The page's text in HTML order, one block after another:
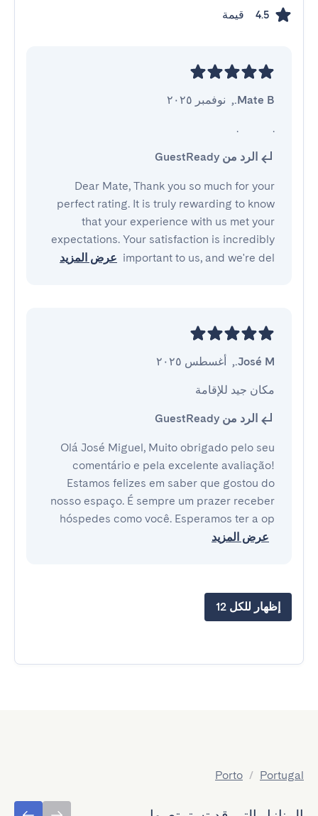
4.5 قيمة
Mate B.
, نوفمبر ٢٠٢٥
.            .
الرد من GuestReady
Dear Mate, Thank you so much for your
perfect rating. It is truly rewarding to know
that your experience with us met your
expectations. Your satisfaction is incredibly
important to us, and we're del عرض المزيد
José M.
, أغسطس ٢٠٢٥
مكان جيد للإقامة
الرد من GuestReady
Olá José Miguel, Muito obrigado pelo seu
comentário e pela excelente avaliação!
Estamos felizes em saber que gostou do
nosso espaço. É sempre um prazer receber
hóspedes como você. Esperamos ter a op
عرض المزيد
إظهار للكل 12
Portugal
/
Porto